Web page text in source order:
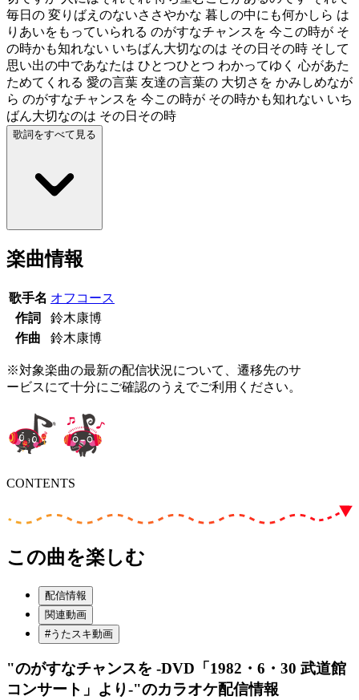
毎日の 変りばえのないささやかな 暮しの中にも何かしら は
りあいをもっていられる のがすなチャンスを 今この時が そ
の時かも知れない いちばん大切なのは その日その時 そして
思い出の中であなたは ひとつひとつ わかってゆく 心があた
ためてくれる 愛の言葉 友達の言葉の 大切さを かみしめなが
ら のがすなチャンスを 今この時が その時かも知れない いち
ばん大切なのは その日その時
歌詞をすべて見る
楽曲情報
歌手名 オフコース
作詞
鈴木康博
作曲
鈴木康博
※対象楽曲の最新の配信状況について、遷移先のサ
ービスにて十分にご確認のうえでご利用ください。
CONTENTS
この曲を楽しむ
配信情報
関連動画
#うたスキ動画
"のがすなチャンスを -DVD「1982・6・30 武道館
コンサート」より-"のカラオケ配信情報